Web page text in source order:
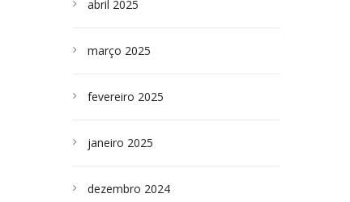
abril 2025
março 2025
fevereiro 2025
janeiro 2025
dezembro 2024